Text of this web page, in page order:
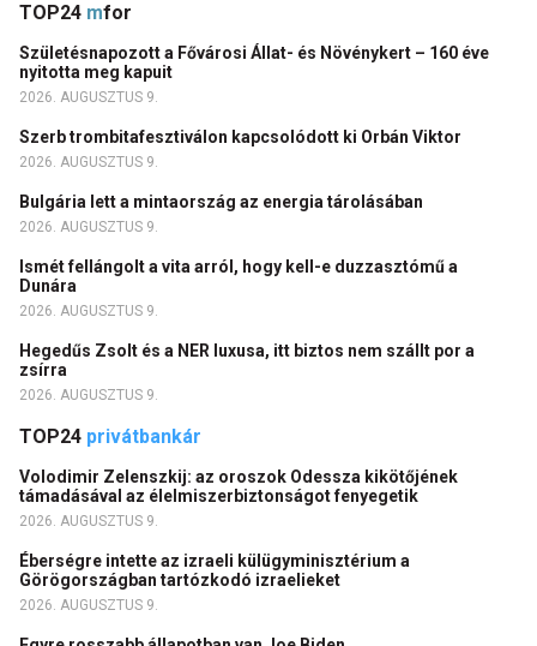
TOP24 mfor
Születésnapozott a Fővárosi Állat- és Növénykert – 160 éve
nyitotta meg kapuit
2026. AUGUSZTUS 9.
Szerb trombitafesztiválon kapcsolódott ki Orbán Viktor
2026. AUGUSZTUS 9.
Bulgária lett a mintaország az energia tárolásában
2026. AUGUSZTUS 9.
Ismét fellángolt a vita arról, hogy kell-e duzzasztómű a
Dunára
2026. AUGUSZTUS 9.
Hegedűs Zsolt és a NER luxusa, itt biztos nem szállt por a
zsírra
2026. AUGUSZTUS 9.
TOP24 privátbankár
Volodimir Zelenszkij: az oroszok Odessza kikötőjének
támadásával az élelmiszerbiztonságot fenyegetik
2026. AUGUSZTUS 9.
Éberségre intette az izraeli külügyminisztérium a
Görögországban tartózkodó izraelieket
2026. AUGUSZTUS 9.